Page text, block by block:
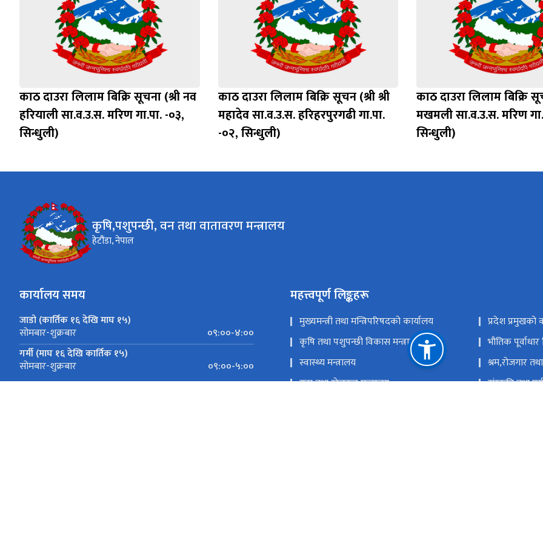
काठ दाउरा लिलाम बिक्रि सूचना (श्री नव
हरियाली सा.व.उ.स. मरिण गा.पा. -०३,
सिन्धुली)
काठ दाउरा लिलाम बिक्रि सूचन (श्री श्री
महादेव सा.व.उ.स. हरिहरपुरगढी गा.पा.
-०२, सिन्धुली)
काठ दाउरा लिलाम बिक्रि
मखमली सा.व.उ.स. मरिण
सिन्धुली)
कृषि,पशुपन्छी, वन तथा वातावरण मन्त्रालय
हेटौंडा, नेपाल
कार्यालय समय
जाडो (कार्तिक १६ देखि माघ १५)
सोमबार-शुक्रबार
०९:००-४:००
गर्मी (माघ १६ देखि कार्तिक १५)
सोमबार-शुक्रबार ०९:००-५:००
महत्त्वपूर्ण लिङ्कहरू
मुख्यमन्त्री तथा मन्त्रिपरिषदको कार्यालय
प्रदेश प्रमुखको
कृषि तथा पशुपन्छी विकास मन्त्रालय
भौतिक
स्वास्थ्य मन्त्रालय
श्रम,रोजगार
युवा तथा खेलकुद मन्त्रालय
संस्कृति तथा